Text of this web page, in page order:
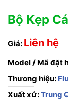
Bộ Kẹp
Giá: Liên hệ
Model / Mã đặt
Thương hiệu:
Xuất xứ:Trung